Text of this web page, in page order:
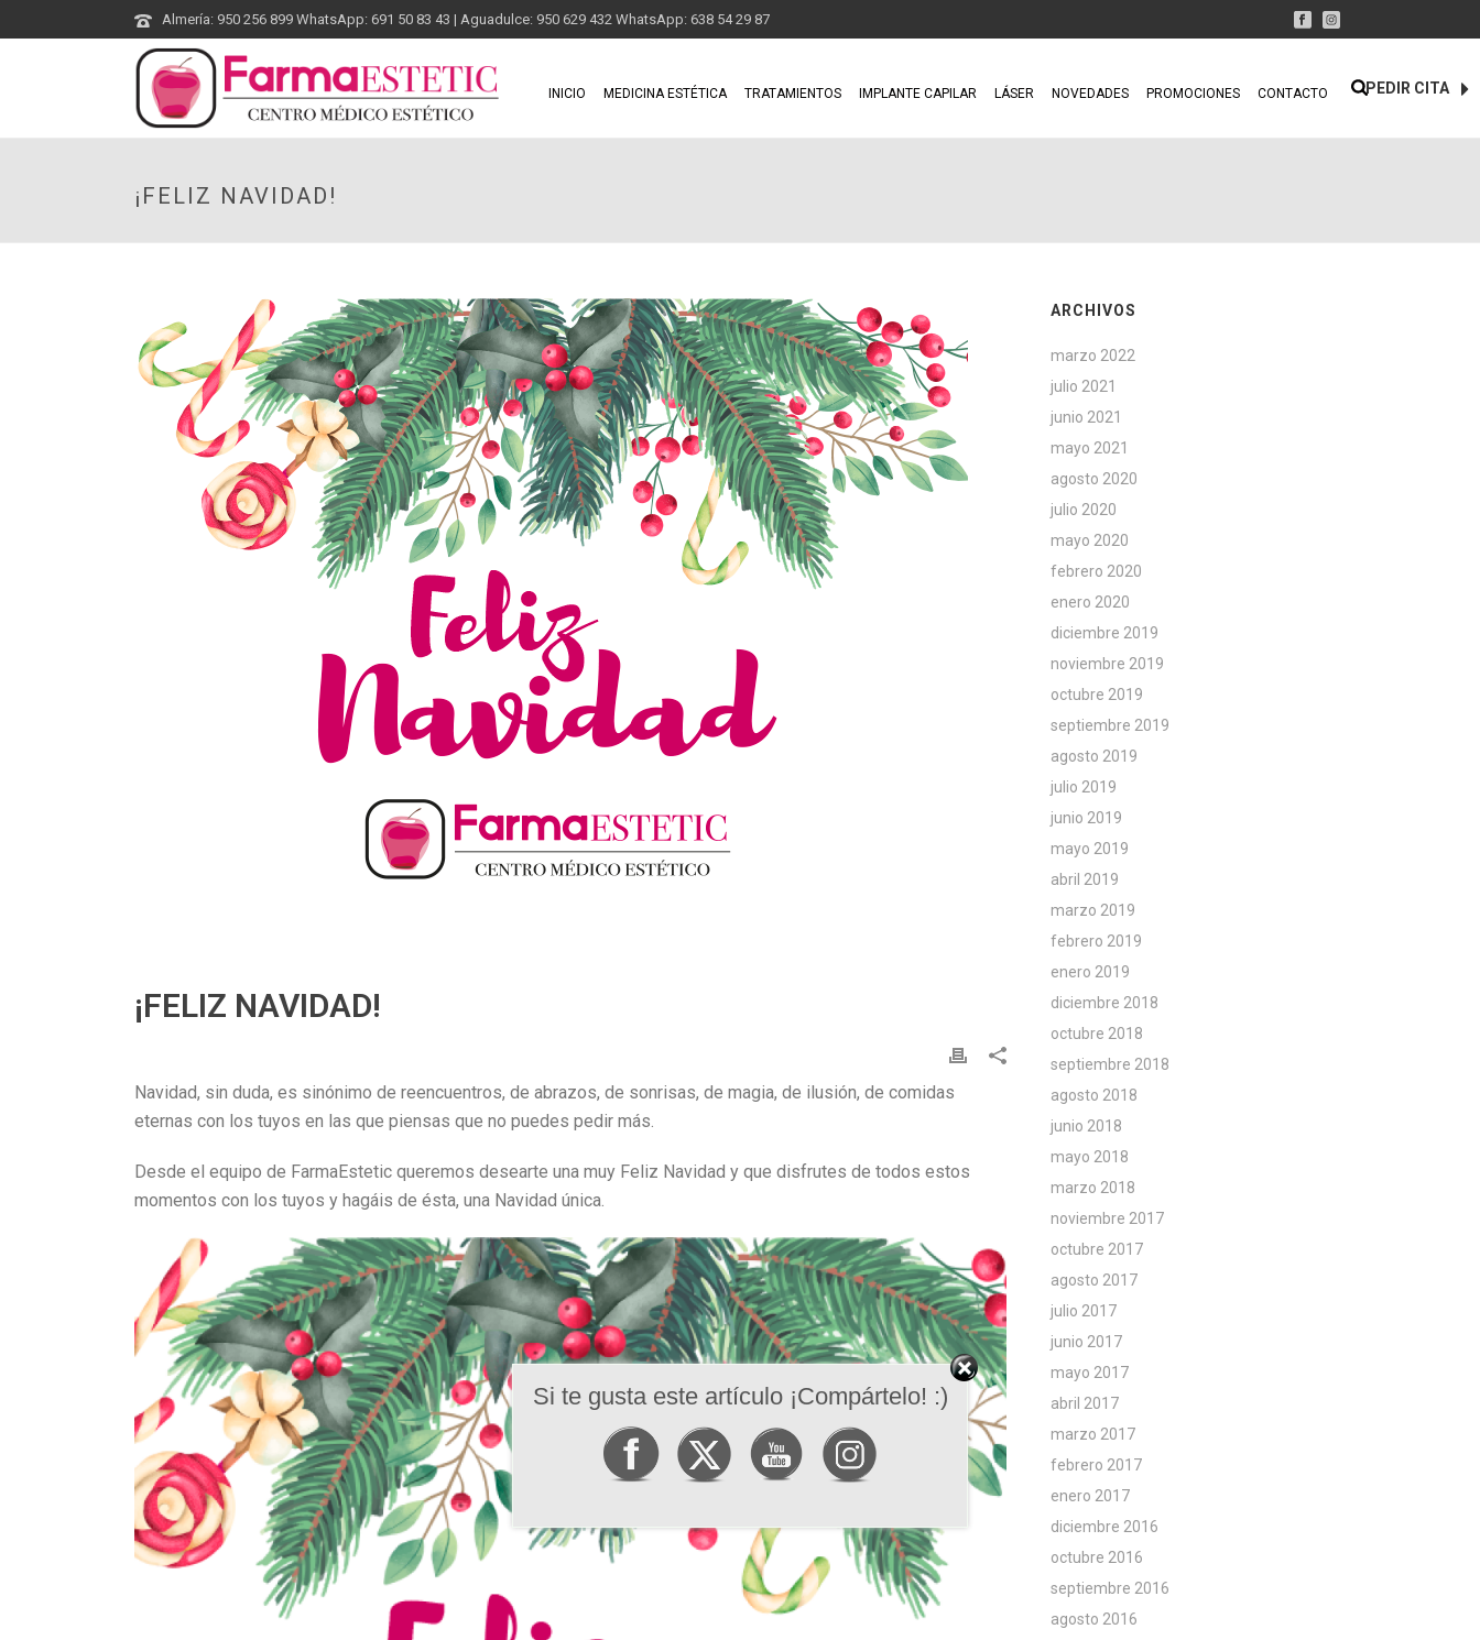
Almería: 950 256 899 WhatsApp: 691 50 83 43 | Aguadulce: 950 629 432 WhatsApp: 638 54 29 87
INICIO MEDICINA ESTÉTICA TRATAMIENTOS IMPLANTE CAPILAR LÁSER NOVEDADES PROMOCIONES CONTACTO PEDIR CITA
¡FELIZ NAVIDAD!
¡FELIZ NAVIDAD!
Navidad, sin duda, es sinónimo de reencuentros, de abrazos, de sonrisas, de magia, de ilusión, de comidas
eternas con los tuyos en las que piensas que no puedes pedir más.
Desde el equipo de FarmaEstetic queremos desearte una muy Feliz Navidad y que disfrutes de todos estos
momentos con los tuyos y hagáis de ésta, una Navidad única.
ARCHIVOS
marzo 2022
julio 2021
junio 2021
mayo 2021
agosto 2020
julio 2020
mayo 2020
febrero 2020
enero 2020
diciembre 2019
noviembre 2019
octubre 2019
septiembre 2019
agosto 2019
julio 2019
junio 2019
mayo 2019
abril 2019
marzo 2019
febrero 2019
enero 2019
diciembre 2018
octubre 2018
septiembre 2018
agosto 2018
junio 2018
mayo 2018
marzo 2018
noviembre 2017
octubre 2017
agosto 2017
julio 2017
junio 2017
mayo 2017
abril 2017
marzo 2017
febrero 2017
enero 2017
diciembre 2016
octubre 2016
septiembre 2016
agosto 2016
Si te gusta este artículo ¡Compártelo! :)